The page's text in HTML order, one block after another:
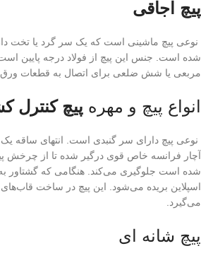
پیچ اجاقی
نوعی پیچ ماشینی است که یک سر گرد یا تخت
شده است. جنس این پیچ از فولاد درجه پایین
مربعی یا شش ضلعی برای اتصال به قطعات ورق
انواع پیچ و مهره پیچ
نوعی پیچ دارای سر گنبدی است. انتهای ساقه یک
آچار فرانسه خاص قوی درگیر شده تا از چرخش
شده است جلوگیری می‌کند. هنگامی که گشتاور
اسپلاین بریده می‌شود. این پیچ در ساخت قاب‌های
می‌گیرد.
پیچ شانه ای